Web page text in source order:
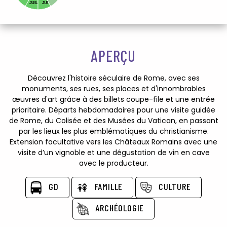
JUIL
JUI
APERÇU
Découvrez l'histoire séculaire de Rome, avec ses
monuments, ses rues, ses places et d'innombrables
œuvres d'art grâce à des billets coupe-file et une entrée
prioritaire. Départs hebdomadaires pour une visite guidée
de Rome, du Colisée et des Musées du Vatican, en passant
par les lieux les plus emblématiques du christianisme.
Extension facultative vers les Châteaux Romains avec une
visite d’un vignoble et une dégustation de vin en cave
avec le producteur.
GD FAMILLE
CULTURE
ARCHÉOLOGIE